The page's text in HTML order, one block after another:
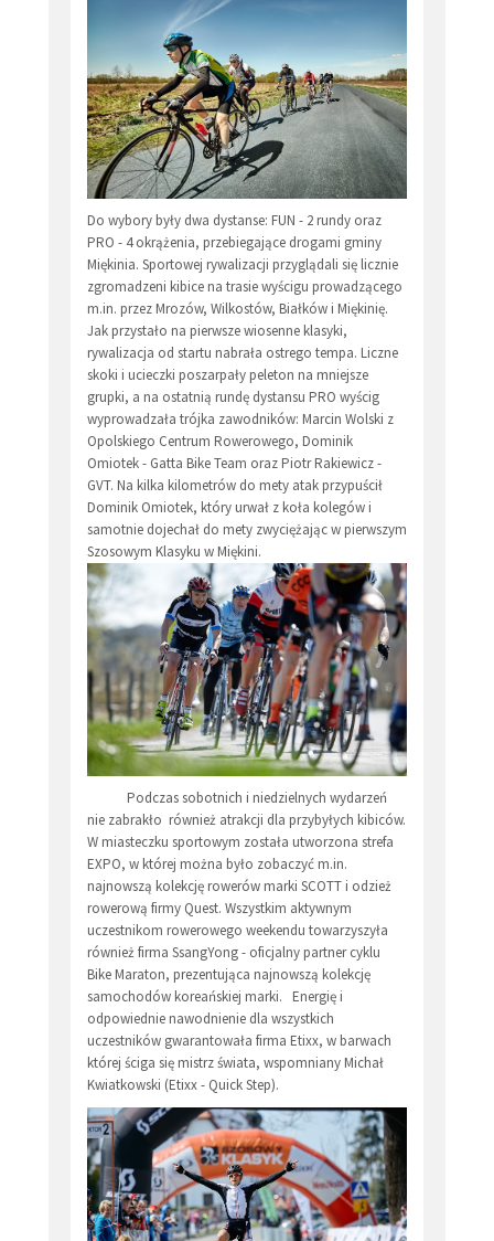
Do wybory były dwa dystanse: FUN - 2 rundy oraz
PRO - 4 okrążenia, przebiegające drogami gminy
Miękinia. Sportowej rywalizacji przyglądali się licznie
zgromadzeni kibice na trasie wyścigu prowadzącego
m.in. przez Mrozów, Wilkostów, Białków i Miękinię.
Jak przystało na pierwsze wiosenne klasyki,
rywalizacja od startu nabrała ostrego tempa. Liczne
skoki i ucieczki poszarpały peleton na mniejsze
grupki, a na ostatnią rundę dystansu PRO wyścig
wyprowadzała trójka zawodników: Marcin Wolski z
Opolskiego Centrum Rowerowego, Dominik
Omiotek - Gatta Bike Team oraz Piotr Rakiewicz -
GVT. Na kilka kilometrów do mety atak przypuścił
Dominik Omiotek, który urwał z koła kolegów i
samotnie dojechał do mety zwyciężając w pierwszym
Szosowym Klasyku w Miękini.
Podczas sobotnich i niedzielnych wydarzeń
nie zabrakło również atrakcji dla przybyłych kibiców.
W miasteczku sportowym została utworzona strefa
EXPO, w której można było zobaczyć m.in.
najnowszą kolekcję rowerów marki SCOTT i odzież
rowerową firmy Quest. Wszystkim aktywnym
uczestnikom rowerowego weekendu towarzyszyła
również firma SsangYong - oficjalny partner cyklu
Bike Maraton, prezentująca najnowszą kolekcję
samochodów koreańskiej marki. Energię i
odpowiednie nawodnienie dla wszystkich
uczestników gwarantowała firma Etixx, w barwach
której ściga się mistrz świata, wspomniany Michał
Kwiatkowski (Etixx - Quick Step).